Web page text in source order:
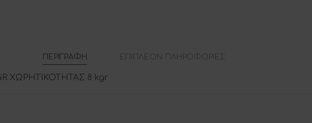
ΠΕΡΙΓΡΑΦΉ ΕΠΙΠΛΈΟΝ ΠΛΗΡΟΦΟΡΊΕΣ
ΧΩΡΗΤΙΚΟΤΗΤΑΣ 8 kgr